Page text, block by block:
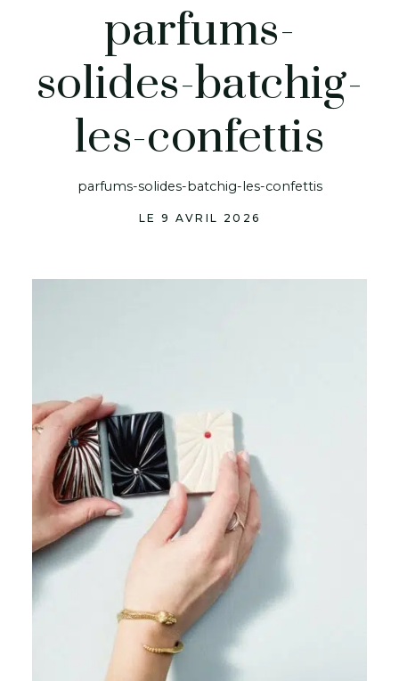
parfums-
solides-batchig-
les-confettis
parfums-solides-batchig-les-confettis
LE 9 AVRIL 2026